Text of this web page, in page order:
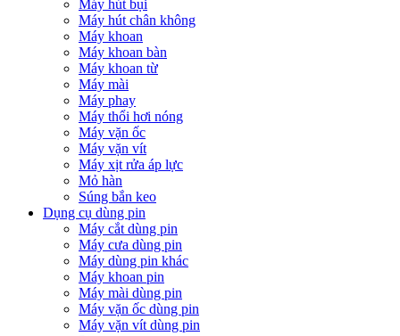
Máy hút bụi
Máy hút chân không
Máy khoan
Máy khoan bàn
Máy khoan từ
Máy mài
Máy phay
Máy thổi hơi nóng
Máy vặn ốc
Máy vặn vít
Máy xịt rửa áp lực
Mỏ hàn
Súng bắn keo
Dụng cụ dùng pin
Máy cắt dùng pin
Máy cưa dùng pin
Máy dùng pin khác
Máy khoan pin
Máy mài dùng pin
Máy vặn ốc dùng pin
Máy vặn vít dùng pin